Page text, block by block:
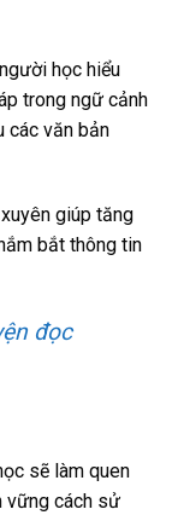
học hiểu
trong ngữ cảnh
các văn bản
giúp tăng
bắt thông tin
đọc
sẽ làm quen
vững cách sử